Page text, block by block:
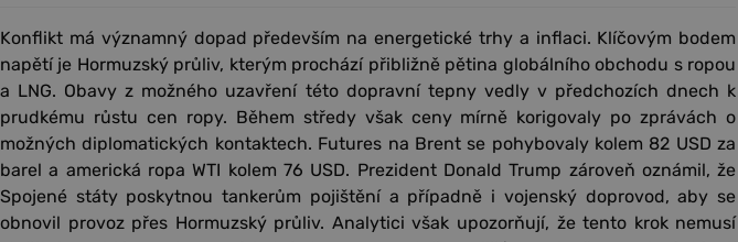
Konflikt má významný dopad především na energetické trhy a inflaci. Klíčovým bodem
napětí je Hormuzský průliv, kterým prochází přibližně pětina globálního obchodu s ropou
a LNG. Obavy z možného uzavření této dopravní tepny vedly v předchozích dnech k
prudkému růstu cen ropy. Během středy však ceny mírně korigovaly po zprávách o
možných diplomatických kontaktech. Futures na Brent se pohybovaly kolem 82 USD za
barel a americká ropa WTI kolem 76 USD. Prezident Donald Trump zároveň oznámil, že
Spojené státy poskytnou tankerům pojištění a případně i vojenský doprovod, aby se
obnovil provoz přes Hormuzský průliv. Analytici však upozorňují, že tento krok nemusí